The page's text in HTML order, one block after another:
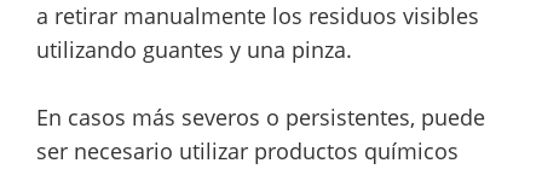
a retirar manualmente los residuos visibles
utilizando guantes y una pinza.
En casos más severos o persistentes, puede
ser necesario utilizar productos químicos